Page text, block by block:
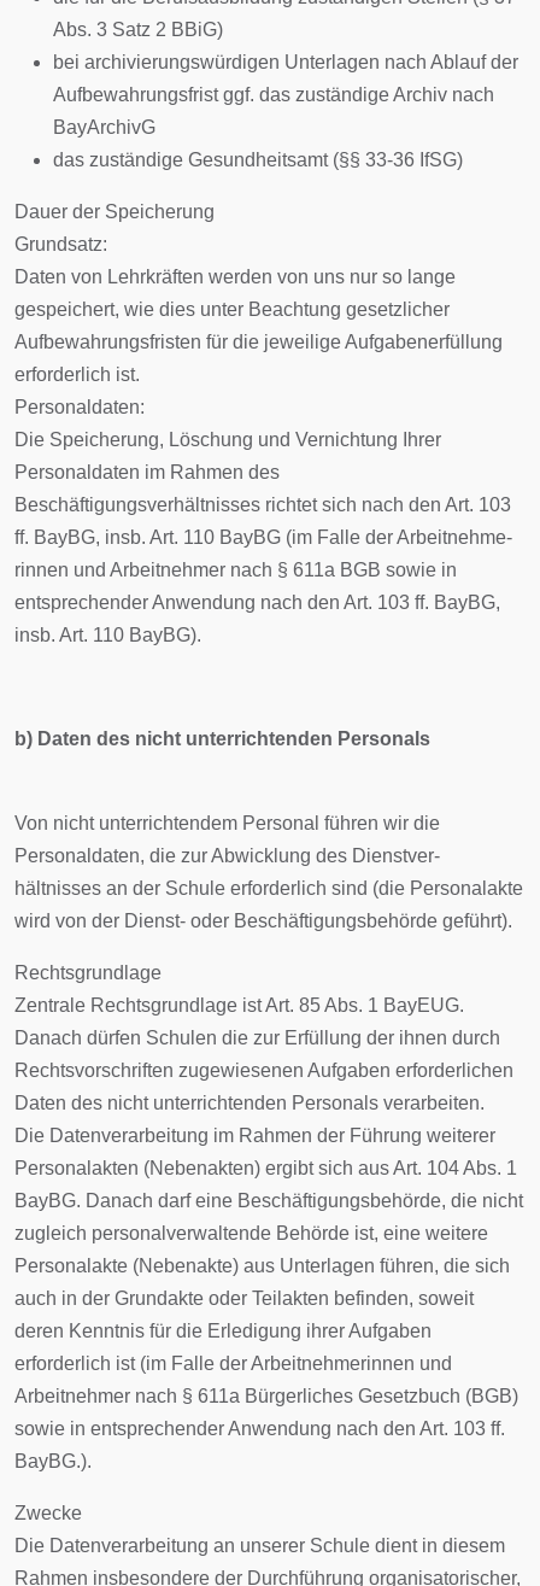
Abs. 3 Satz 2 BBiG)
bei archivierungswürdigen Unterlagen nach Ablauf der
Aufbewahrungsfrist ggf. das zuständige Archiv nach
BayArchivG
das zuständige Gesundheitsamt (§§ 33-36 IfSG)
Dauer der Speicherung
Grundsatz:
Daten von Lehrkräften werden von uns nur so lange
gespeichert, wie dies unter Beachtung gesetzlicher
Aufbewahrungsfristen für die jeweilige Aufgabenerfüllung
erforderlich ist.
Personaldaten:
Die Speicherung, Löschung und Vernichtung Ihrer
Personaldaten im Rahmen des
Beschäftigungsverhältnisses richtet sich nach den Art. 103
ff. BayBG, insb. Art. 110 BayBG (im Falle der Arbeitnehme-
rinnen und Arbeitnehmer nach § 611a BGB sowie in
entsprechender Anwendung nach den Art. 103 ff. BayBG,
insb. Art. 110 BayBG).
b) Daten des nicht unterrichtenden Personals
Von nicht unterrichtendem Personal führen wir die
Personaldaten, die zur Abwicklung des Dienstver-
hältnisses an der Schule erforderlich sind (die Personalakte
wird von der Dienst- oder Beschäftigungsbehörde geführt).
Rechtsgrundlage
Zentrale Rechtsgrundlage ist Art. 85 Abs. 1 BayEUG.
Danach dürfen Schulen die zur Erfüllung der ihnen durch
Rechtsvorschriften zugewiesenen Aufgaben erforderlichen
Daten des nicht unterrichtenden Personals verarbeiten.
Die Datenverarbeitung im Rahmen der Führung weiterer
Personalakten (Nebenakten) ergibt sich aus Art. 104 Abs. 1
BayBG. Danach darf eine Beschäftigungsbehörde, die nicht
zugleich personalverwaltende Behörde ist, eine weitere
Personalakte (Nebenakte) aus Unterlagen führen, die sich
auch in der Grundakte oder Teilakten befinden, soweit
deren Kenntnis für die Erledigung ihrer Aufgaben
erforderlich ist (im Falle der Arbeitnehmerinnen und
Arbeitnehmer nach § 611a Bürgerliches Gesetzbuch (BGB)
sowie in entsprechender Anwendung nach den Art. 103 ff.
BayBG.).
Zwecke
Die Datenverarbeitung an unserer Schule dient in diesem
Rahmen insbesondere der Durchführung organisatorischer,